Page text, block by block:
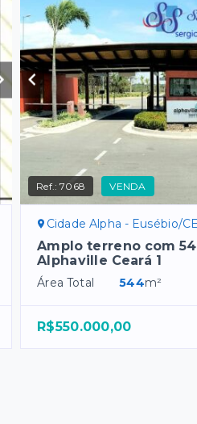
Ref.:7068 VENDA
Cidade Alpha - Eusébio/CE
Amplo terreno com
Alphaville Ceará 1
Área Total 544m²
R$550.000,00